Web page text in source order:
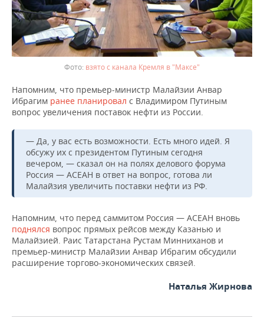
взято с канала Кремля в "Максе"
Напомним, что премьер-министр Малайзии Анвар
Ибрагим ранее планировал с Владимиром Путиным
вопрос увеличения поставок нефти из России.
— Да, у вас есть возможности. Есть много идей. Я
обсужу их с президентом Путиным сегодня
вечером, — сказал он на полях делового форума
Россия — АСЕАН в ответ на вопрос, готова ли
Малайзия увеличить поставки нефти из РФ.
Напомним, что перед саммитом Россия — АСЕАН вновь
поднялся вопрос прямых рейсов между Казанью и
Малайзией. Раис Татарстана Рустам Минниханов и
премьер-министр Малайзии Анвар Ибрагим обсудили
расширение торгово-экономических связей.
Наталья Жирнова